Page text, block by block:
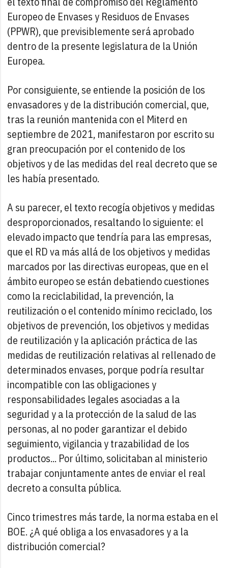
Europeo de Envases y Residuos de Envases
(PPWR), que previsiblemente será aprobado
dentro de la presente legislatura de la Unión
Europea.
Por consiguiente, se entiende la posición de los
envasadores y de la distribución comercial, que,
tras la reunión mantenida con el Miterd en
septiembre de 2021, manifestaron por escrito su
gran preocupación por el contenido de los
objetivos y de las medidas del real decreto que se
les había presentado.
A su parecer, el texto recogía objetivos y medidas
desproporcionados, resaltando lo siguiente: el
elevado impacto que tendría para las empresas,
que el RD va más allá de los objetivos y medidas
marcados por las directivas europeas, que en el
ámbito europeo se están debatiendo cuestiones
como la reciclabilidad, la prevención, la
reutilización o el contenido mínimo reciclado, los
objetivos de prevención, los objetivos y medidas
de reutilización y la aplicación práctica de las
medidas de reutilización relativas al rellenado de
determinados envases, porque podría resultar
incompatible con las obligaciones y
responsabilidades legales asociadas a la
seguridad y a la protección de la salud de las
personas, al no poder garantizar el debido
seguimiento, vigilancia y trazabilidad de los
productos... Por último, solicitaban al ministerio
trabajar conjuntamente antes de enviar el real
decreto a consulta pública.
Cinco trimestres más tarde, la norma estaba en el
BOE. ¿A qué obliga a los envasadores y a la
distribución comercial?